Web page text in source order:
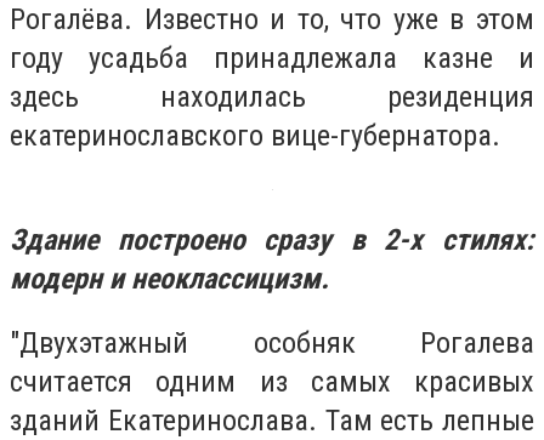
Рогалёва. Известно и то, что уже в этом
году усадьба принадлежала казне и
здесь находилась резиденция
екатеринославского вице-губернатора.
Здание построено сразу в 2-х стилях:
модерн и неоклассицизм.
"Двухэтажный особняк Рогалева
считается одним из самых красивых
зданий Екатеринослава. Там есть лепные